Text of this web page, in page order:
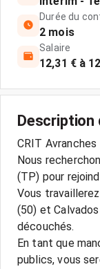
Durée du
2 mois
Salaire
12,31 € à
Description
CRIT Avranches
Nous
(TP) pour
Vous
(50) et
découchés.
En tant que
publics, vous